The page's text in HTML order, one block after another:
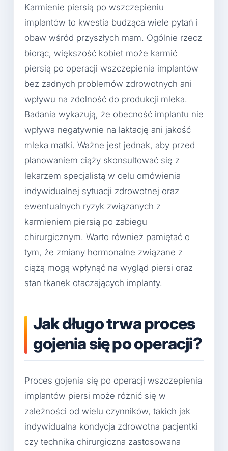
Karmienie piersią po wszczepieniu
implantów to kwestia budząca wiele pytań i
obaw wśród przyszłych mam. Ogólnie rzecz
biorąc, większość kobiet może karmić
piersią po operacji wszczepienia implantów
bez żadnych problemów zdrowotnych ani
wpływu na zdolność do produkcji mleka.
Badania wykazują, że obecność implantu nie
wpływa negatywnie na laktację ani jakość
mleka matki. Ważne jest jednak, aby przed
planowaniem ciąży skonsultować się z
lekarzem specjalistą w celu omówienia
indywidualnej sytuacji zdrowotnej oraz
ewentualnych ryzyk związanych z
karmieniem piersią po zabiegu
chirurgicznym. Warto również pamiętać o
tym, że zmiany hormonalne związane z
ciążą mogą wpłynąć na wygląd piersi oraz
stan tkanek otaczających implanty.
Jak długo trwa proces
gojenia się po operacji?
Proces gojenia się po operacji wszczepienia
implantów piersi może różnić się w
zależności od wielu czynników, takich jak
indywidualna kondycja zdrowotna pacjentki
czy technika chirurgiczna zastosowana